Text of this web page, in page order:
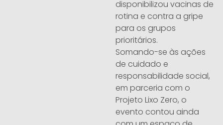
disponibilizou vacinas de
rotina e contra a gripe
para os grupos
prioritários.
Somando-se às ações
de cuidado e
responsabilidade social,
em parceria com o
Projeto Lixo Zero, o
evento contou ainda